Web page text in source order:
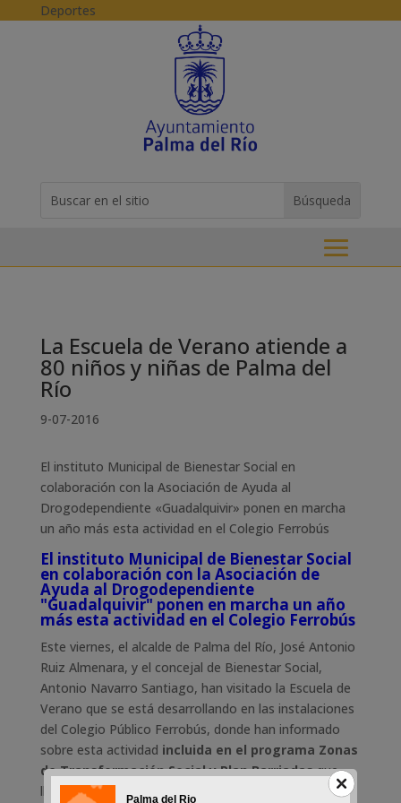
Skip to content
Deportes
for...
La Escuela de Verano atiende a
80 niños y niñas de Palma del
Río
9-07-2016
El instituto Municipal de Bienestar Social en
colaboración con la Asociación de Ayuda al
Drogodependiente «Guadalquivir» ponen en marcha
un año más esta actividad en el Colegio Ferrobús
El instituto Municipal de Bienestar Social
en colaboración con la Asociación de
Ayuda al Drogodependiente
"Guadalquivir" ponen en marcha un año
más esta actividad en el Colegio Ferrobús
Este viernes, el alcalde de Palma del Río, José Antonio
Ruiz Almenara, y el concejal de Bienestar Social,
Antonio Navarro Santiago, han visitado la Escuela de
Verano que se está desarrollando en las instalaciones
del Colegio Público Ferrobús, donde han informado
sobre esta actividad incluida en el programa Zonas
de Transformación Social y Plan Barriadasque
lleva a cabo el Instituto Municipal de Bienestar Social.
Palma del Rio